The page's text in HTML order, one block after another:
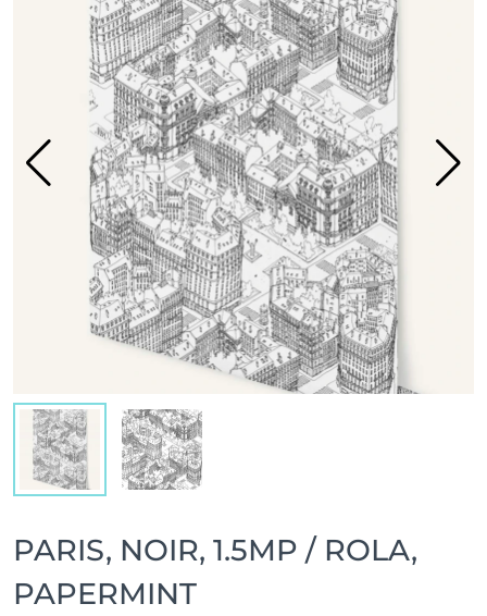
PARIS, NOIR, 1.5MP / ROLA,
PAPERMINT